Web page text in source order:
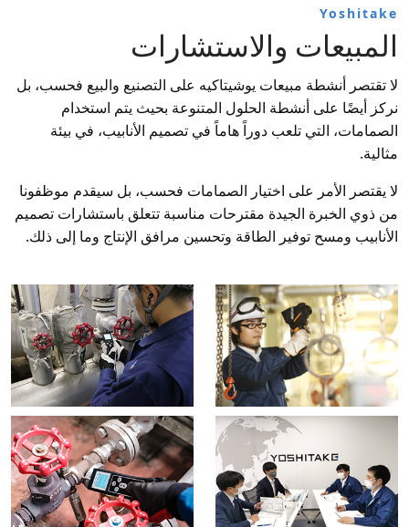
Yoshitake
المبيعات والاستشارات
لا تقتصر أنشطة مبيعات يوشيتاكيه على التصنيع والبيع فحسب، بل
نركز أيضًا على أنشطة الحلول المتنوعة بحيث يتم استخدام
الصمامات، التي تلعب دوراً هاماً في تصميم الأنابيب، في بيئة
مثالية.
لا يقتصر الأمر على اختيار الصمامات فحسب، بل سيقدم موظفونا
من ذوي الخبرة الجيدة مقترحات مناسبة تتعلق باستشارات تصميم
الأنابيب ومسح توفير الطاقة وتحسين مرافق الإنتاج وما إلى ذلك.